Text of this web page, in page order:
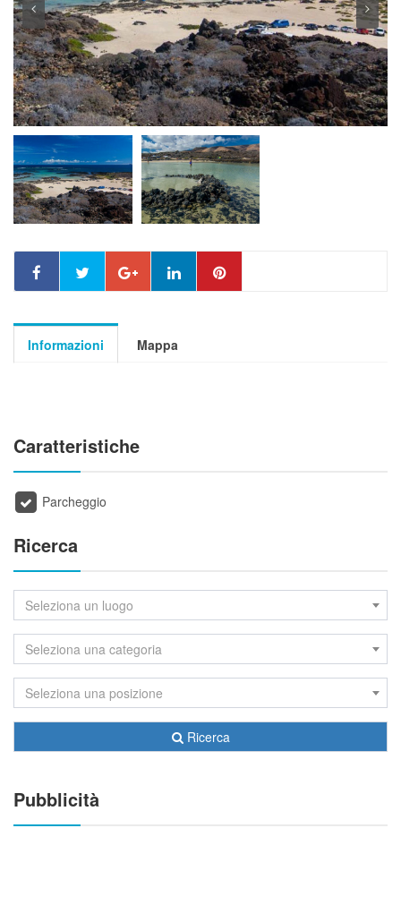
Informazioni Mappa
Caratteristiche
Parcheggio
Ricerca
Seleziona un luogo
Seleziona una categoria
Seleziona una posizione
Ricerca
Pubblicità